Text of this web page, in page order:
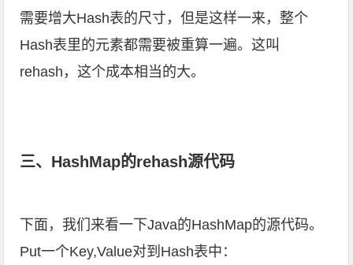
需要增大Hash表的尺寸，但是这样一来，整个
Hash表里的元素都需要被重算一遍。这叫
rehash，这个成本相当的大。
三、HashMap的rehash源代码
下面，我们来看一下Java的HashMap的源代码。
Put一个Key,Value对到Hash表中：